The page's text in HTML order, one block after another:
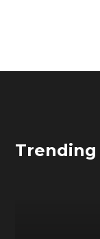
Trending